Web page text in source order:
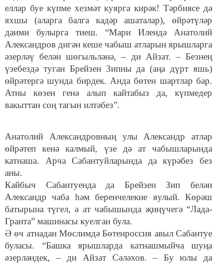
еллар буе күпме хезмәт куярга кирәк! Тәрбиясе дә
яхшы (аларга балга кадәр ашаталар), өйрәтүләр
даими булырга тиеш. “Мари Илендә Анатолий
Александров дигән кеше чабыш атларын ярышларга
әзерләү белән шөгыльләнә, – ди Айзат. – Безнең
үзебездә туган Брейзен Зипны да (аңа дүрт яшь)
өйрәтергә шунда бирдек. Анда бөтен шартлар бар.
Атны көзен генә алып кайтабыз да, күпмедер
вакыттан соң тагын илтәбез”.
Анатолий Александровның улы Александр атлар
өйрәтеп кенә калмый, үзе дә ат чабышларында
катнаша. Арча Сабантуйларында да күрәбез без
аны.
Кайбыч Сабантуенда да Брейзен Зип белән
Александр чаба һәм беренчелекне яулый. Көрәш
батырына түгел, ә ат чабышында җиңүчегә “Лада-
Гранта” машинасы куелган була.
Ә өч атнадан Мөслимдә Бөтенроссия авыл Сабантуе
буласы. “Башка ярышларда катнашмыйча шуңа
әзерләндек, – ди Айзат Сәләхов. – Бу юлы да